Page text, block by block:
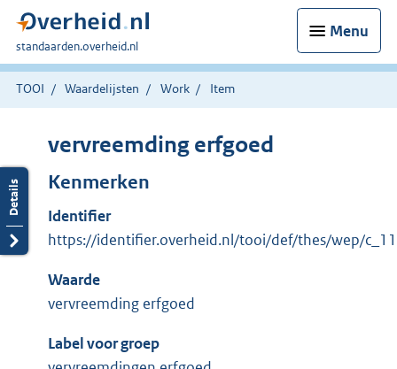
Menu
U
bent
hier:
standaarden.overheid.nl
TOOI Waardelijsten Work Item
vervreemding erfgoed
Kenmerken
Identifier
https://identifier.overheid.nl/tooi/def/thes/wep/
Waarde
vervreemding erfgoed
Label voor groep